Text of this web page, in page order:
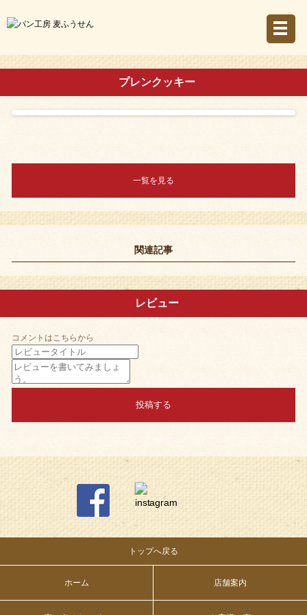
プレンクッキー
一覧を見る
関連記事
レビュー
コメントはこちらから
投稿する
トップへ戻る
ホーム 店舗案内